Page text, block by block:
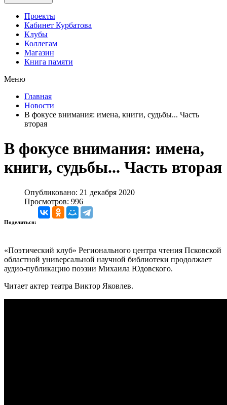
Проекты
Кабинет Курбатова
Клубы
Коллегам
Магазин
Книга памяти
Меню
Главная
Новости
В фокусе внимания: имена, книги, судьбы... Часть
вторая
В фокусе внимания: имена,
книги, судьбы... Часть вторая
Опубликовано: 21 декабря 2020
Просмотров: 996
Поделиться:
«Поэтический клуб» Регионального центра чтения Псковской
областной универсальной научной библиотеки продолжает
аудио-публикацию поэзии Михаила Юдовского.
Читает актер театра Виктор Яковлев.